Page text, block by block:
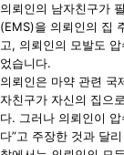
의뢰인의 남자친구가
(EMS)을 의뢰인의 집
고, 의뢰인의 모발도
었습니다.
의뢰인은 마약 관련 국
자친구가 자신의 집으
다. 그러나 의뢰인이
다”고 주장한 것과 달